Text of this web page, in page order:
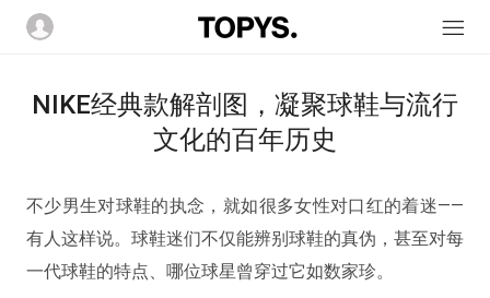
NIKE经典款解剖图，凝聚球鞋与流行
文化的百年历史
不少男生对球鞋的执念，就如很多女性对口红的着迷——
有人这样说。球鞋迷们不仅能辨别球鞋的真伪，甚至对每
一代球鞋的特点、哪位球星曾穿过它如数家珍。